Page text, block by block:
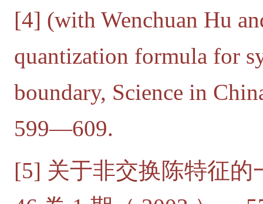
[4] (with Wenchuan Hu
quantization formula for
boundary, Science in
599—609.
[5] 关于非交换陈特征